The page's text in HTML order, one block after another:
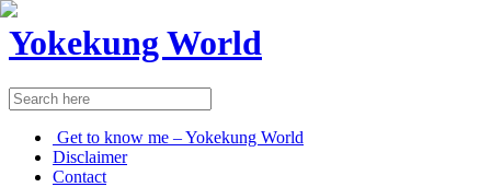
Yokekung World
Get to know me – Yokekung World
Disclaimer
Contact